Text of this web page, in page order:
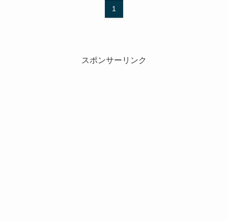
1
スポンサーリンク